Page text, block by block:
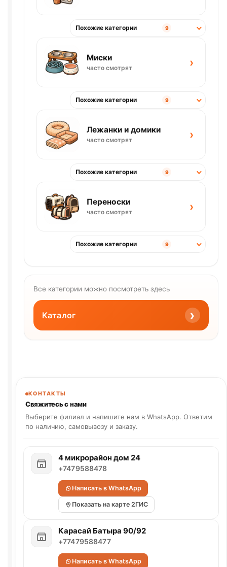
Похожие категории 9
Миски
часто смотрят ›
Похожие категории 9
Лежанки и домики
часто смотрят ›
Похожие категории 9
Переноски
часто смотрят ›
Похожие категории 9
Все категории можно посмотреть здесь
Каталог ›
КОНТАКТЫ
Свяжитесь с нами
Выберите филиал и напишите нам в WhatsApp. Ответим
по наличию, самовывозу и заказу.
4 микрорайон дом 24
+7479588478
Написать в WhatsApp
Показать на карте 2ГИС
Карасай Батыра 90/92
+77479588477
Написать в WhatsApp